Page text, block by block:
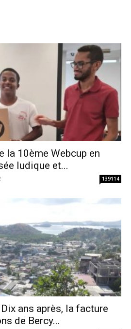
la 10ème Webcup en
ludique et...
139114
ans après, la facture
de Bercy...